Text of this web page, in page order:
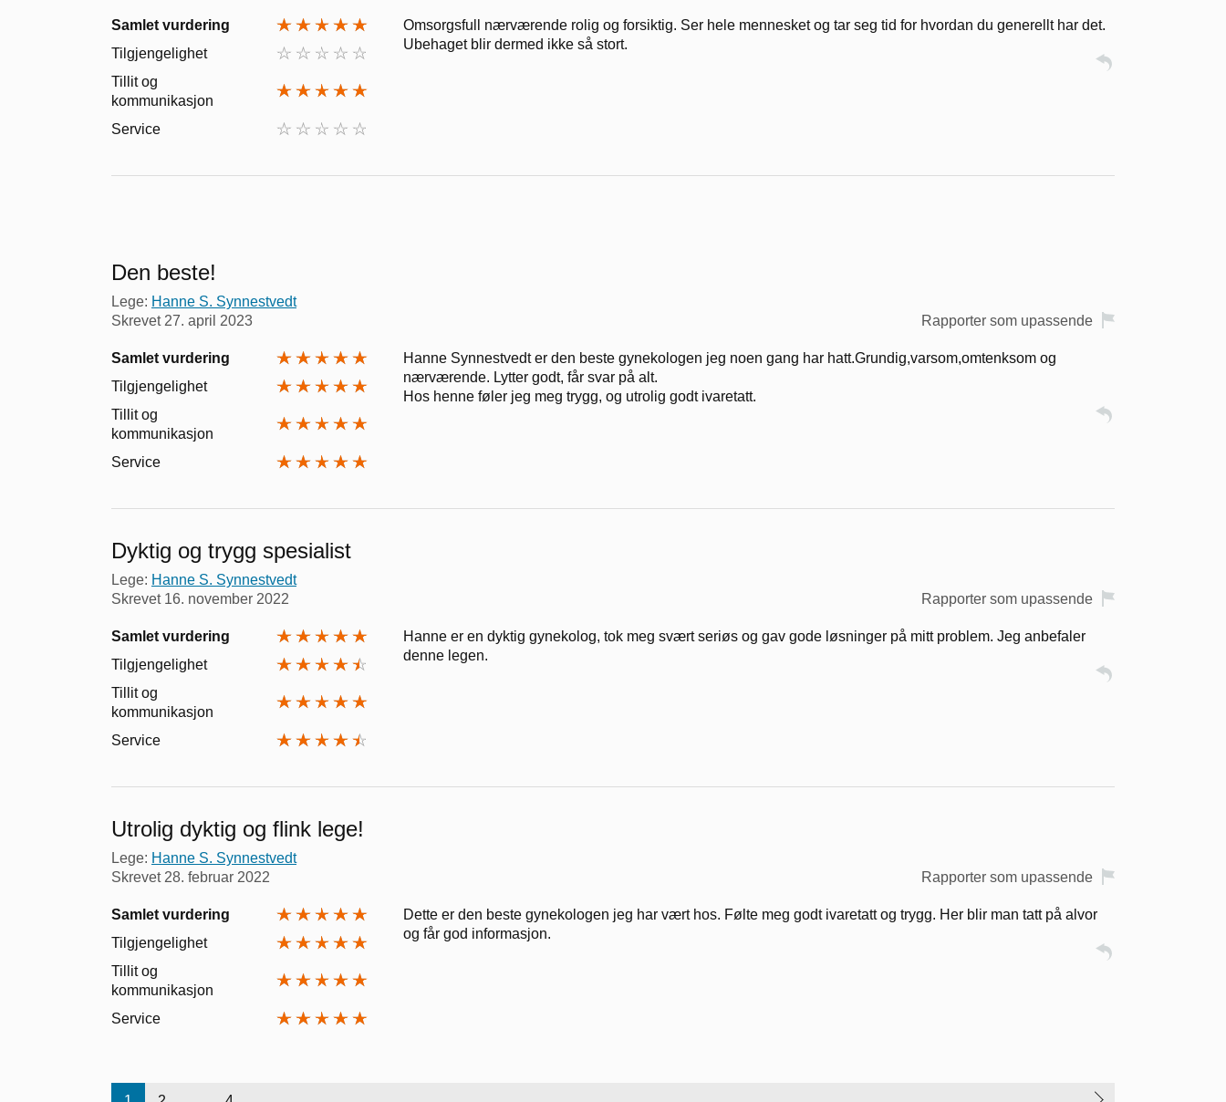
Samlet vurdering
Tilgjengelighet
Tillit og
kommunikasjon
Service
Omsorgsfull nærværende rolig og forsiktig. Ser hele mennesket og tar seg tid for hvordan du generellt har det.
Ubehaget blir dermed ikke så stort.
Den beste!
Lege: Hanne S. Synnestvedt
Skrevet 27. april 2023 Rapporter som upassende
Samlet vurdering
Tilgjengelighet
Tillit og
kommunikasjon
Service
Hanne Synnestvedt er den beste gynekologen jeg noen gang har hatt.Grundig,varsom,omtenksom og
nærværende. Lytter godt, får svar på alt.
Hos henne føler jeg meg trygg, og utrolig godt ivaretatt.
Dyktig og trygg spesialist
Lege: Hanne S. Synnestvedt
Skrevet 16. november 2022 Rapporter som upassende
Samlet vurdering
Tilgjengelighet
Tillit og
kommunikasjon
Service
Hanne er en dyktig gynekolog, tok meg svært seriøs og gav gode løsninger på mitt problem. Jeg anbefaler
denne legen.
Utrolig dyktig og flink lege!
Lege: Hanne S. Synnestvedt
Skrevet 28. februar 2022 Rapporter som upassende
Samlet vurdering
Tilgjengelighet
Tillit og
kommunikasjon
Service
Dette er den beste gynekologen jeg har vært hos. Følte meg godt ivaretatt og trygg. Her blir man tatt på alvor
og får god informasjon.